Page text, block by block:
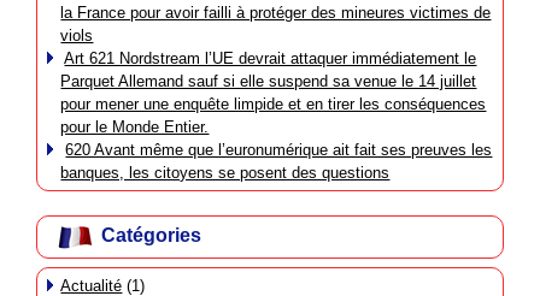
la France pour avoir failli à protéger des mineures victimes de
viols
Art 621 Nordstream l’UE devrait attaquer immédiatement le
Parquet Allemand sauf si elle suspend sa venue le 14 juillet
pour mener une enquête limpide et en tirer les conséquences
pour le Monde Entier.
620 Avant même que l’euronumérique ait fait ses preuves les
banques, les citoyens se posent des questions
Catégories
Actualité (1)